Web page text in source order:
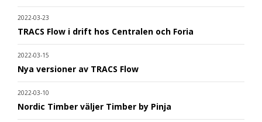
2022-03-23
TRACS Flow i drift hos Centralen och Foria
2022-03-15
Nya versioner av TRACS Flow
2022-03-10
Nordic Timber väljer Timber by Pinja